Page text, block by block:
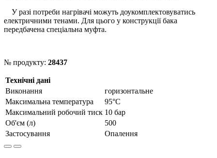
У разі потреби нагрівачі можуть доукомплектовуватись
електричними тенами. Для цього у конструкції бака
передбачена спеціальна муфта.
№ продукту: 28437
Технічні дані
Виконання
горизонтальне
Максимальна температура
95°С
Максимальний робочий тиск 10 бар
Об'єм (л)
500
Застосування
Опалення